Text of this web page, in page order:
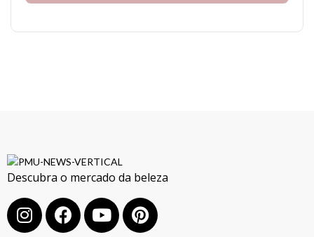
Descubra o mercado da beleza